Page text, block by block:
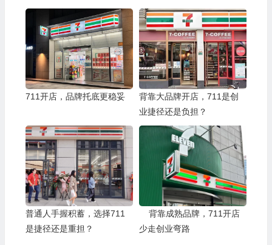
711开店，品牌托底更稳妥
背靠大品牌开店，711是创
业捷径还是负担？
普通人手握积蓄，选择711
是捷径还是重担？
背靠成熟品牌，711开店
少走创业弯路